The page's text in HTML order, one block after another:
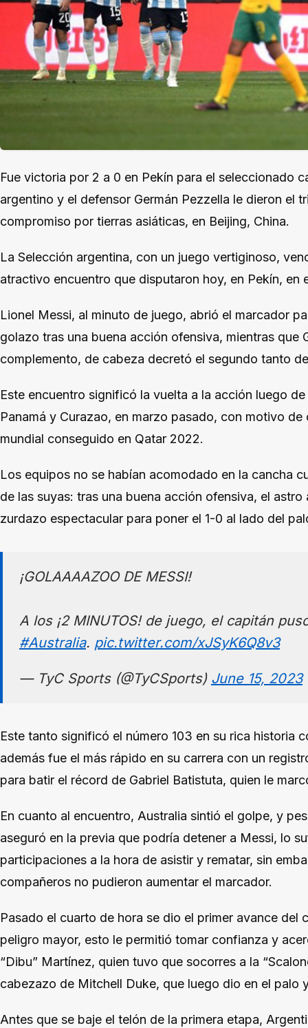
Fue victoria por 2 a 0 en Pekín para el seleccionado
argentino y el defensor Germán Pezzella le dieron el
compromiso por tierras asiáticas, en Beijing, China.
La Selección argentina, con un juego vertiginoso,
atractivo encuentro que disputaron hoy, en Pekín, en
Lionel Messi, al minuto de juego, abrió el marcador
golazo tras una buena acción ofensiva, mientras que
complemento, de cabeza decretó el segundo tanto
Este encuentro significó la vuelta a la acción luego
Panamá y Curazao, en marzo pasado, con motivo
mundial conseguido en Qatar 2022.
Los equipos no se habían acomodado en la cancha
de las suyas: tras una buena acción ofensiva, el
zurdazo espectacular para poner el 1-0 al lado del
¡GOLAAAAZOO DE MESSI!
A los ¡2 MINUTOS! de juego, el capitán
#Australia. pic.twitter.com/xJSyK6Q8v3
— TyC Sports (@TyCSports) June 15, 2023
Este tanto significó el número 103 en su rica historia
además fue el más rápido en su carrera con un
para batir el récord de Gabriel Batistuta, quien le
En cuanto al encuentro, Australia sintió el golpe, y
aseguró en la previa que podría detener a Messi, lo
participaciones a la hora de asistir y rematar, sin
compañeros no pudieron aumentar el marcador.
Pasado el cuarto de hora se dio el primer avance del
peligro mayor, esto le permitió tomar confianza y
“Dibu” Martínez, quien tuvo que socorres a la
cabezazo de Mitchell Duke, que luego dio en el palo
Antes que se baje el telón de la primera etapa,